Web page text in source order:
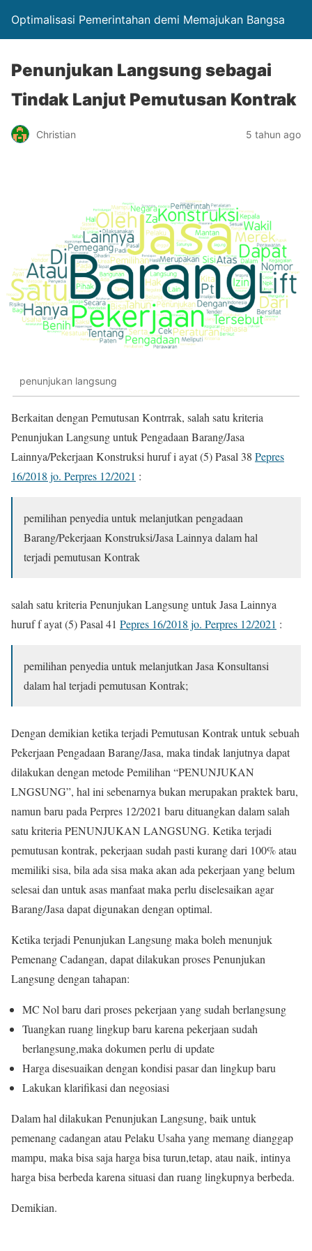
Optimalisasi Pemerintahan demi Memajukan Bangsa
Penunjukan Langsung sebagai
Tindak Lanjut Pemutusan Kontrak
Christian 5 tahun ago
penunjukan langsung
Berkaitan dengan Pemutusan Kontrrak, salah satu kriteria
Penunjukan Langsung untuk Pengadaan Barang/Jasa
Lainnya/Pekerjaan Konstruksi huruf i ayat (5) Pasal 38 Pepres
16/2018 jo. Perpres 12/2021 :
pemilihan penyedia untukmelanjutkan pengadaan
Barang/Pekerjaan Konstruksi/Jasa Lainnya dalamhal
terjadi pemutusan Kontrak
salah satu kriteria Penunjukan Langsung untuk Jasa Lainnya
huruf f ayat (5) Pasal 41 Pepres 16/2018 jo. Perpres 12/2021 :
pemilihan penyedia untuk melanjutkan Jasa Konsultansi
dalam hal terjadi pemutusan Kontrak;
Dengan demikian ketika terjadi Pemutusan Kontrak untuk sebuah
Pekerjaan Pengadaan Barang/Jasa, maka tindak lanjutnya dapat
dilakukan dengan metode Pemilihan “PENUNJUKAN
LNGSUNG”, hal ini sebenarnya bukan merupakan praktek baru,
namun baru pada Perpres 12/2021 baru dituangkan dalam salah
satu kriteria PENUNJUKAN LANGSUNG. Ketika terjadi
pemutusan kontrak, pekerjaan sudah pasti kurang dari 100% atau
memiliki sisa, bila ada sisa maka akan ada pekerjaan yang belum
selesai dan untuk asas manfaat maka perlu diselesaikan agar
Barang/Jasa dapat digunakan dengan optimal.
Ketika terjadi Penunjukan Langsung maka boleh menunjuk
Pemenang Cadangan, dapat dilakukan proses Penunjukan
Langsung dengan tahapan:
MC Nol baru dari proses pekerjaan yang sudah berlangsung
Tuangkan ruang lingkup baru karena pekerjaan sudah
berlangsung,maka dokumen perlu di update
Harga disesuaikan dengan kondisi pasar dan lingkup baru
Lakukan klarifikasi dan negosiasi
Dalam hal dilakukan Penunjukan Langsung, baik untuk
pemenang cadangan atau Pelaku Usaha yang memang dianggap
mampu, maka bisa saja harga bisa turun,tetap, atau naik, intinya
harga bisa berbeda karena situasi dan ruang lingkupnya berbeda.
Demikian.